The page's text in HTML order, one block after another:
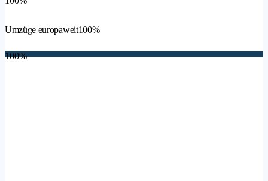
Umzüge europaweit100%
100%